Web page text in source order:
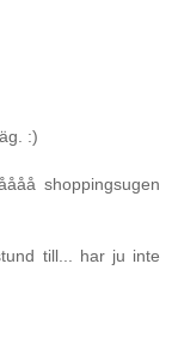
:)
shoppingsugen
till... har ju inte